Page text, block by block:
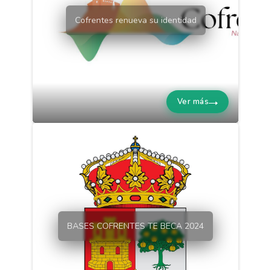
Cofrentes renueva su identidad
Ver más
BASES COFRENTES TE BECA 2024